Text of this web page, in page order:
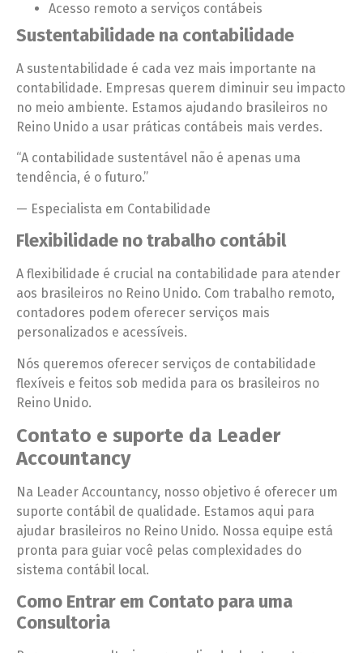
Acesso remoto a serviços contábeis
Sustentabilidade na contabilidade
A sustentabilidade é cada vez mais importante na
contabilidade. Empresas querem diminuir seu impacto
no meio ambiente. Estamos ajudando brasileiros no
Reino Unido a usar práticas contábeis mais verdes.
“A contabilidade sustentável não é apenas uma
tendência, é o futuro.”
— Especialista em Contabilidade
Flexibilidade no trabalho contábil
A flexibilidade é crucial na contabilidade para atender
aos brasileiros no Reino Unido. Com trabalho remoto,
contadores podem oferecer serviços mais
personalizados e acessíveis.
Nós queremos oferecer serviços de contabilidade
flexíveis e feitos sob medida para os brasileiros no
Reino Unido.
Contato e suporte da Leader
Accountancy
Na Leader Accountancy, nosso objetivo é oferecer um
suporte contábil de qualidade. Estamos aqui para
ajudar brasileiros no Reino Unido. Nossa equipe está
pronta para guiar você pelas complexidades do
sistema contábil local.
Como Entrar em Contato para uma
Consultoria